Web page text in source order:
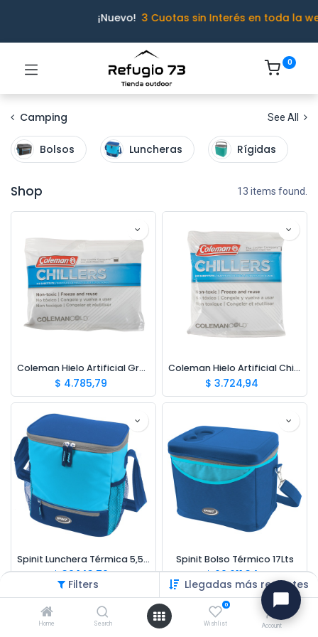
Filters Llegadas más recientes
Home Search
0
Wishlist Account
¡Nuevo!3 Cuotas sin Interés en toda la
0
Camping See All
Bolsos Luncheras Rígidas
Shop 13 items found.
Coleman Hielo Artificial Grande
$ 4.785,79
Coleman Hielo Artificial Chico
$ 3.724,94
Spinit Lunchera Térmica 5,5Lts
$39.143,79
Spinit Bolso Térmico 17Lts
$69.611,34
Ivo · Refugio 73
● En línea